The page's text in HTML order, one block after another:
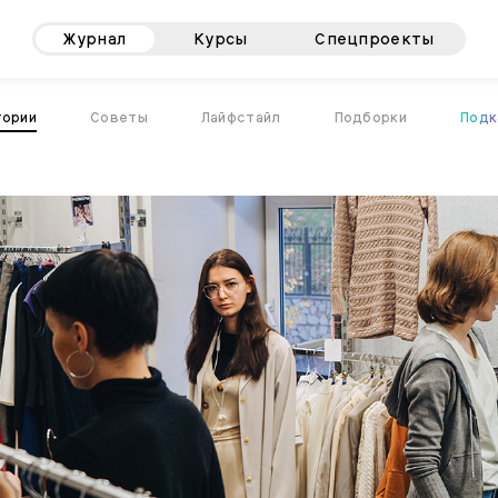
Журнал Курсы Спецпроекты
Советы Лайфстайл Подборки